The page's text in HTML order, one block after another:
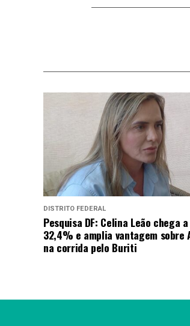
DISTRITO FEDERAL
Pesquisa DF: Celina Leão chega a
32,4% e amplia vantagem sobre
na corrida pelo Buriti